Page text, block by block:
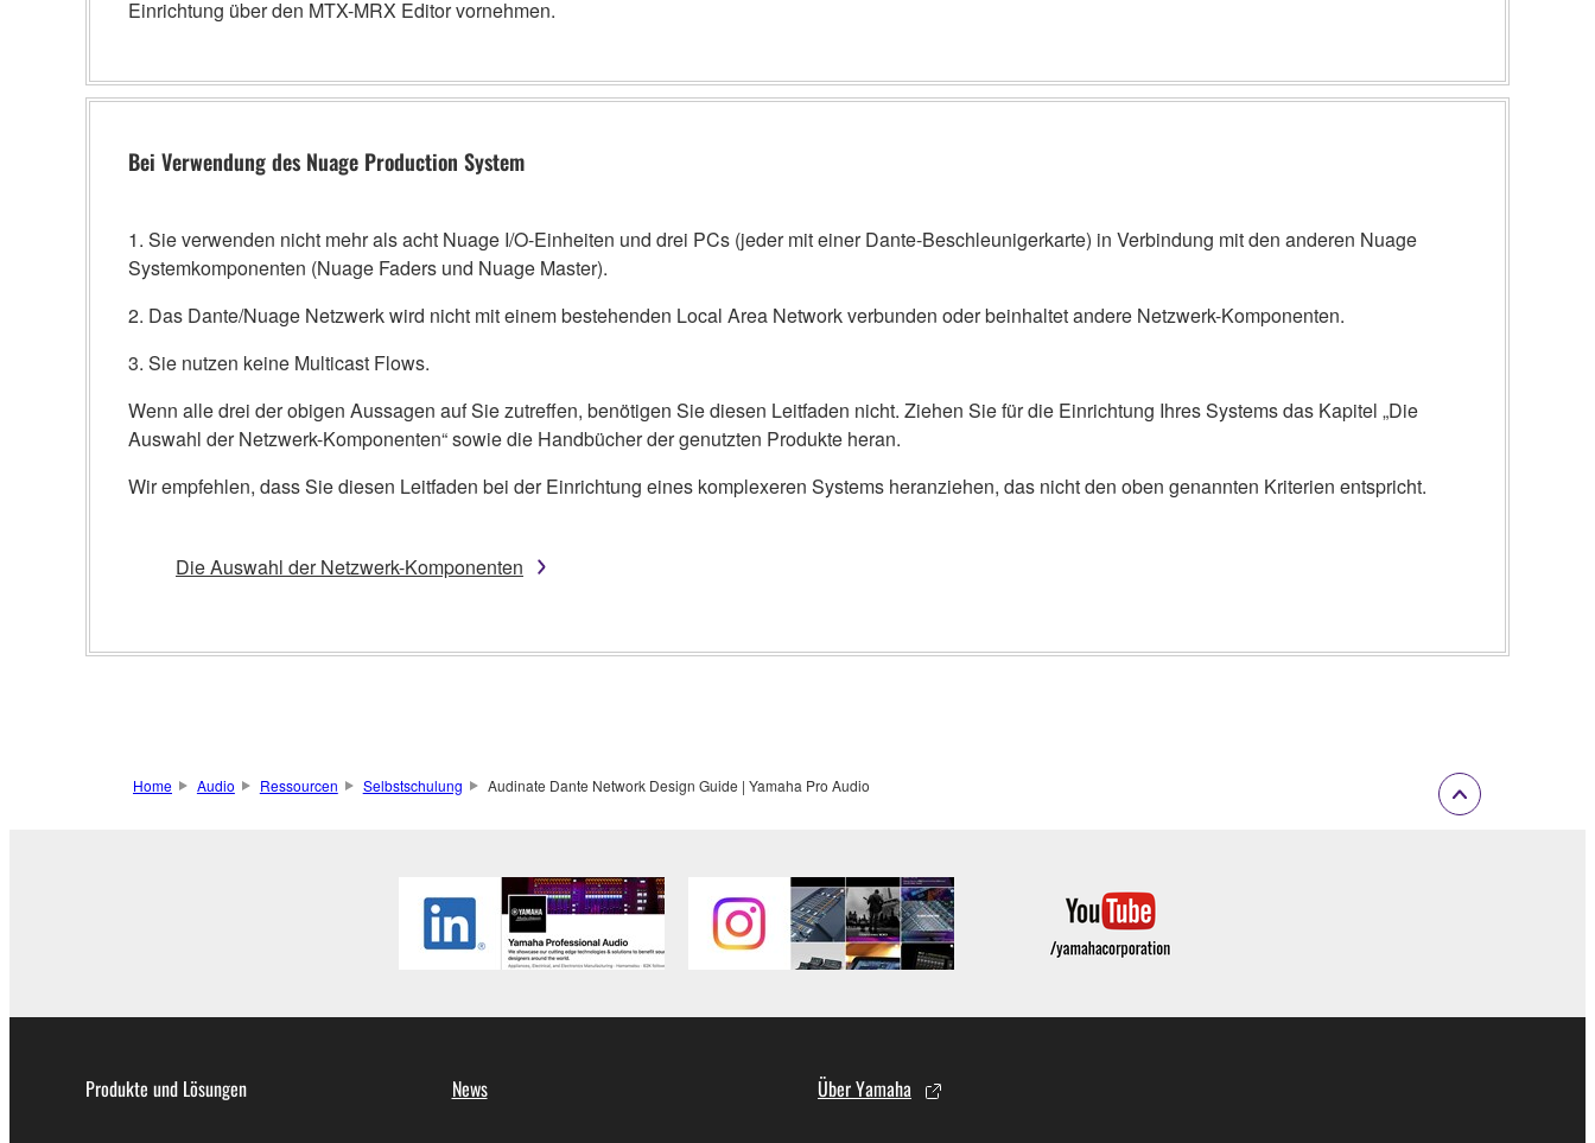
Einrichtung über den MTX-MRX Editor vornehmen.
Bei Verwendung des Nuage Production System
1. Sie verwenden nicht mehr als acht Nuage I/O-Einheiten und drei PCs (jeder mit einer Dante-Beschleunigerkarte) in Verbindung mit den anderen Nuage
Systemkomponenten (Nuage Faders und Nuage Master).
2. Das Dante/Nuage Netzwerk wird nicht mit einem bestehenden Local Area Network verbunden oder beinhaltet andere Netzwerk-Komponenten.
3. Sie nutzen keine Multicast Flows.
Wenn alle drei der obigen Aussagen auf Sie zutreffen, benötigen Sie diesen Leitfaden nicht. Ziehen Sie für die Einrichtung Ihres Systems das Kapitel „Die
Auswahl der Netzwerk-Komponenten“ sowie die Handbücher der genutzten Produkte heran.
Wir empfehlen, dass Sie diesen Leitfaden bei der Einrichtung eines komplexeren Systems heranziehen, das nicht den oben genannten Kriterien entspricht.
Die Auswahl der Netzwerk-Komponenten
Home Audio Ressourcen Selbstschulung Audinate Dante Network Design Guide | Yamaha Pro Audio
Produkte und Lösungen News Über Yamaha